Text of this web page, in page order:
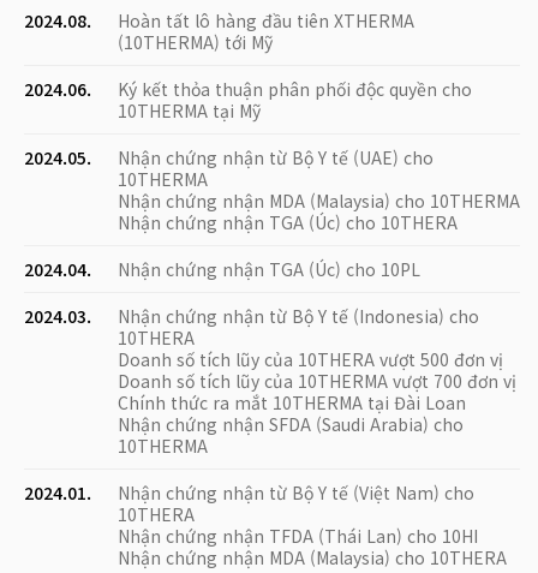
2024.08.
Hoàn tất lô hàng đầu tiên XTHERMA
(10THERMA) tới Mỹ
2024.06.
Ký kết thỏa thuận phân phối độc quyền cho
10THERMA tại Mỹ
2024.05.
Nhận chứng nhận từ Bộ Y tế (UAE) cho
10THERMA
Nhận chứng nhận MDA (Malaysia) cho 10THERMA
Nhận chứng nhận TGA (Úc) cho 10THERA
2024.04.
Nhận chứng nhận TGA (Úc) cho 10PL
2024.03.
Nhận chứng nhận từ Bộ Y tế (Indonesia) cho
10THERA
Doanh số tích lũy của 10THERA vượt 500 đơn vị
Doanh số tích lũy của 10THERMA vượt 700 đơn vị
Chính thức ra mắt 10THERMA tại Đài Loan
Nhận chứng nhận SFDA (Saudi Arabia) cho
10THERMA
2024.01.
Nhận chứng nhận từ Bộ Y tế (Việt Nam) cho
10THERA
Nhận chứng nhận TFDA (Thái Lan) cho 10HI
Nhận chứng nhận MDA (Malaysia) cho 10THERA